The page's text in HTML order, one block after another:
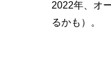
2022年、オ
るかも）。